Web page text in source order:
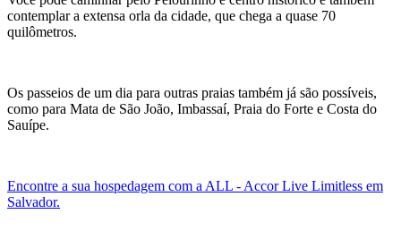
contemplar a extensa orla da cidade, que chega a quase 70
quilômetros.
Os passeios de um dia para outras praias também já são possíveis,
como para Mata de São João, Imbassaí, Praia do Forte e Costa do
Sauípe.
Encontre a sua hospedagem com a ALL - Accor Live Limitless em
Salvador.